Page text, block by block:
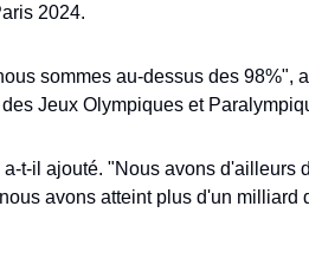
2024.
sommes au-dessus des 98%",
Jeux Olympiques et
t-il ajouté. "Nous avons d'ailleurs
avons atteint plus d'un milliard